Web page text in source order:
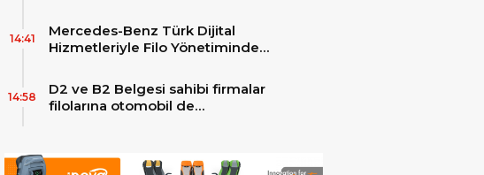
zirvesindeki 2 adet yepyeni MAN
Skyliner ile güçlendirdi!
Mercedes-Benz Türk Dijital
Hizmetleriyle Filo Yönetiminde
14:41
D2 ve B2 Belgesi sahibi firmalar
filolarına otomobil de
14:58